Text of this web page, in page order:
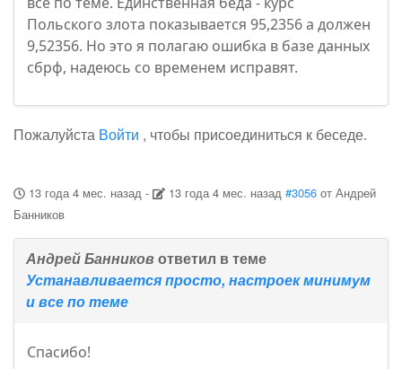
Польского злота показывается 95,2356 а должен
9,52356. Но это я полагаю ошибка в базе данных
сбрф, надеюсь со временем исправят.
Пожалуйста Войти , чтобы присоединиться к беседе.
13 года 4 мес. назад- 13 года 4 мес. назад #3056 отАндрей
Банников
Андрей Банниковответил в теме
Устанавливается просто, настроек минимум
и все по теме
Спасибо!